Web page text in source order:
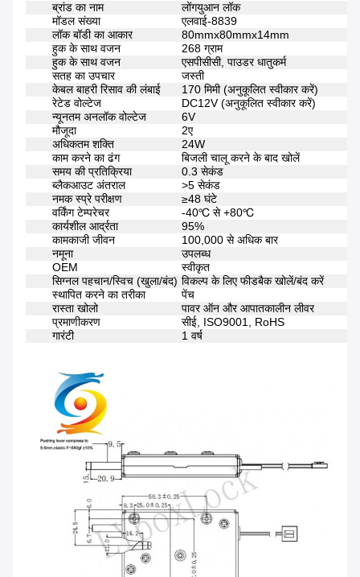
ब्रांड का नाम
लोंगयुआन लॉक
मॉडल संख्या
एलवाई-8839
लॉक बॉडी का आकार
80mmx80mmx14mm
हुक के साथ वजन
268 ग्राम
हुक के साथ वजन
एसपीसीसी, पाउडर धातुकर्म
सतह का उपचार
जस्ती
केबल बाहरी रिसाव की लंबाई
170 मिमी (अनुकूलित स्वीकार करें)
रेटेड वोल्टेज
DC12V (अनुकूलित स्वीकार करें)
न्यूनतम अनलॉक वोल्टेज
6V
मौजूदा
2ए
अधिकतम शक्ति
24W
काम करने का ढंग
बिजली चालू करने के बाद खोलें
समय की प्रतिक्रिया
0.3 सेकंड
ब्लैकआउट अंतराल
>5 सेकंड
नमक स्प्रे परीक्षण
≥48 घंटे
वर्किंग टेम्परेचर
-40℃ से +80℃
कार्यशील आर्द्रता
95%
कामकाजी जीवन
100,000 से अधिक बार
नमूना
उपलब्ध
OEM
स्वीकृत
सिग्नल पहचान/स्विच (खुला/बंद) विकल्प के लिए फीडबैक खोलें/बंद करें
स्थापित करने का तरीका
पेंच
रास्ता खोलो
पावर ऑन और आपातकालीन लीवर
प्रमाणीकरण
सीई, ISO9001, RoHS
गारंटी
1 वर्ष